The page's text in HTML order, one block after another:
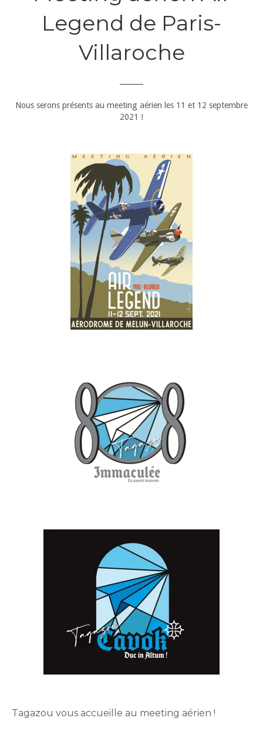
Legend de Paris-
Villaroche
Nous serons présents au meeting aérien les 11 et 12 septembre
2021 !
Tagazou vous accueille au meeting aérien !